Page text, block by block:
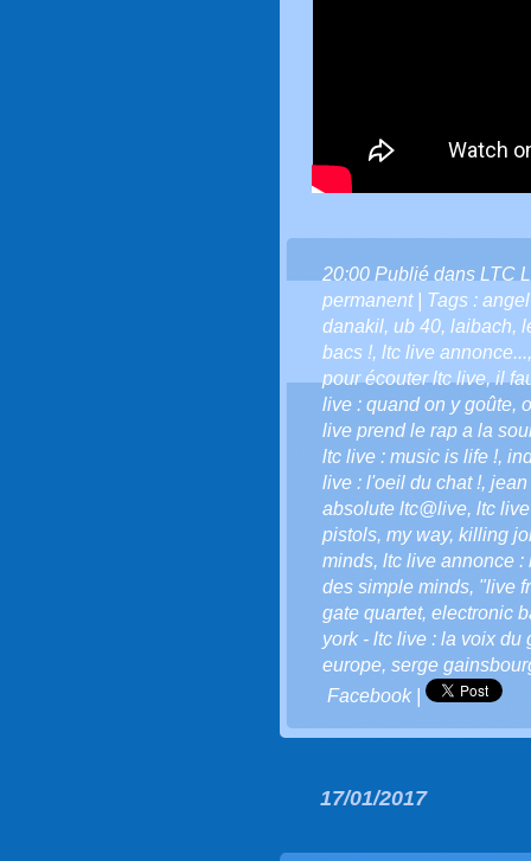
20:00 Publié dans LTC
permanent| Tags :
danakil, ub 40, laibach,
bacs !, ltc live annonce...
pour écouter ltc live,il
live : quand on y goûte,
live prend le rap a la
ltc live : music is life !,
live : l'oeil du chat !, jean
absolute ltc@live, ltc
pistols, my way, killing
minds, ltc live annonce :
des simple minds, "live
gate quartet, electronic
york - ltc live : la voix du
europe, serge
Facebook|
17/01/2017